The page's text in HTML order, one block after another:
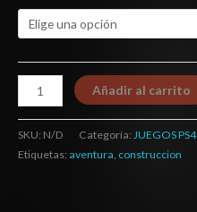
Añadir al carrito
SKU: N/D Categoría: JUEGOS PS4
Etiquetas: aventura construccion